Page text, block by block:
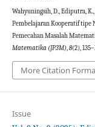
Wahyuningsih, D., Ediputra,
Pembelajaran Kooperatif tipe
Pemecahan Masalah
Matematika (JP3M),8(2),
More Citation
Issue